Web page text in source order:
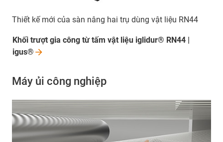
Thiết kế mới của sàn nâng hai trụ dùng vật liệu RN44
Khối trượt gia công từ tấm vật liệu iglidur® RN44 |
igus®
Máy ủi công nghiệp